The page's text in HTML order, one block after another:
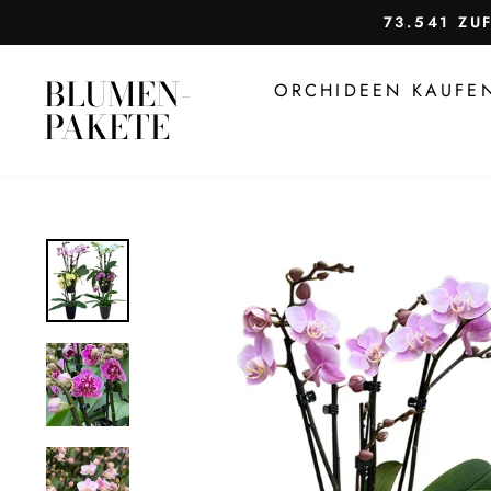
zum
73.541
BLUMEN-
PAKETE
ORCHIDEEN